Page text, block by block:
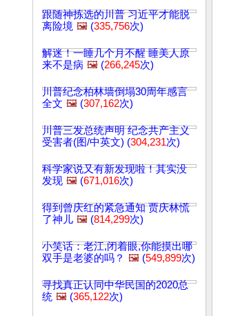
跟随神拣选的川普 习近平才能脱
离险境 🖼️ (335,756次)
解迷！一睡几个月不醒 睡美人原
来不是病 🖼️ (266,245次)
川普纪念柏林墙倒塌30周年感言
全文 🖼️ (307,162次)
川普三发总统声明 纪念共产主义
受害者(图/中英文) (304,231次)
科学家说又有新发现啦！其实没
发现 🖼️ (671,016次)
得到曾庆红的紧急通知 贾庆林慌
了神儿 🖼️ (814,299次)
小笑话：老江,闭着眼,你能摸出哪
双手是老婆的吗？ 🖼️ (549,899次)
寻找真正认同中华民国的2020总
统 🖼️ (365,122次)